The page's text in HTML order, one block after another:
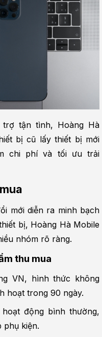
tận tình, Hoàng Hà
bị cũ lấy thiết bị mới
chi phí và tối ưu trải
mới diễn ra minh bạch
bị, Hoàng Hà Mobile
nhóm rõ ràng.
thu mua
VN, hình thức không
hoạt trong 90 ngày.
động bình thường,
phụ kiện.